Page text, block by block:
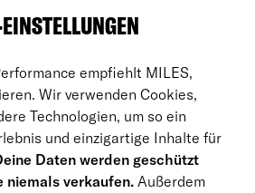
empfiehlt MILES,
Wir verwenden Cookies,
Technologien, um so ein
und einzigartige Inhalte für
Daten werden geschützt
niemals verkaufen. Außerdem